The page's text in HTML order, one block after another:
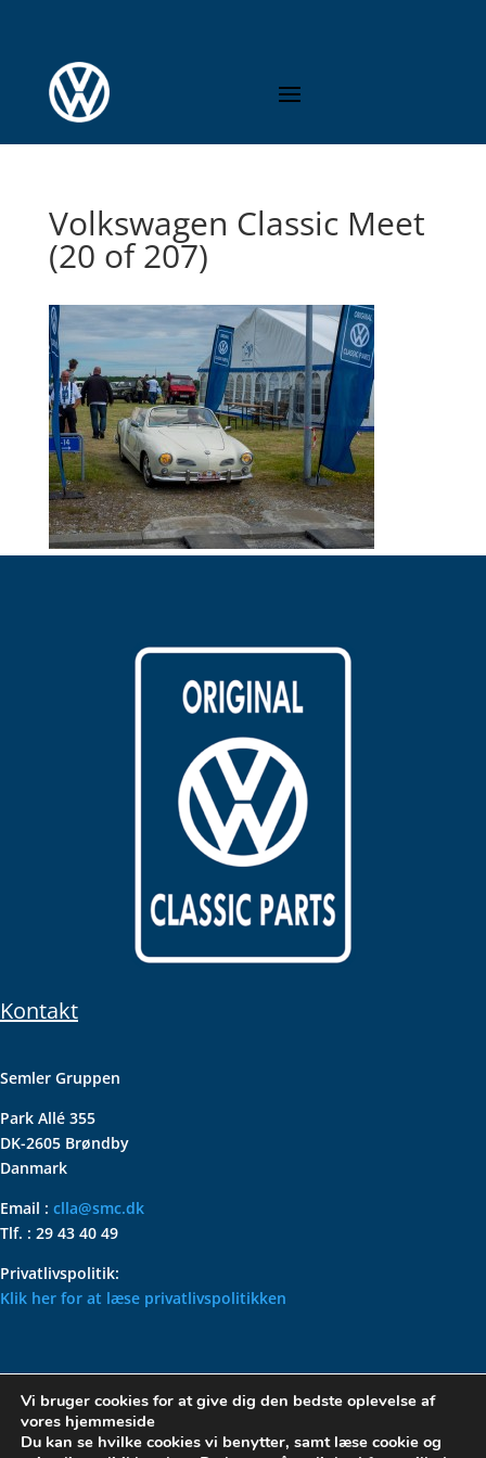
Volkswagen Classic Meet
(20 of 207)
Kontakt
Semler Gruppen
Park Allé 355
DK-2605 Brøndby
Danmark
Email : clla@smc.dk
Tlf. : 29 43 40 49
Privatlivspolitik:
Klik her for at læse privatlivspolitikken
VOLKSWAGEN CLASSIC
PARTS – HOLDER DIN
KLASSISKE VOLKSWAGEN I
Vi bruger cookies for at give dig den bedste oplevelse af
vores hjemmeside
Du kan se hvilke cookies vi benytter, samt læse cookie og